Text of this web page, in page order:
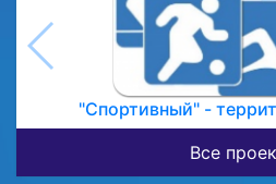
"Спортивный" -
Все